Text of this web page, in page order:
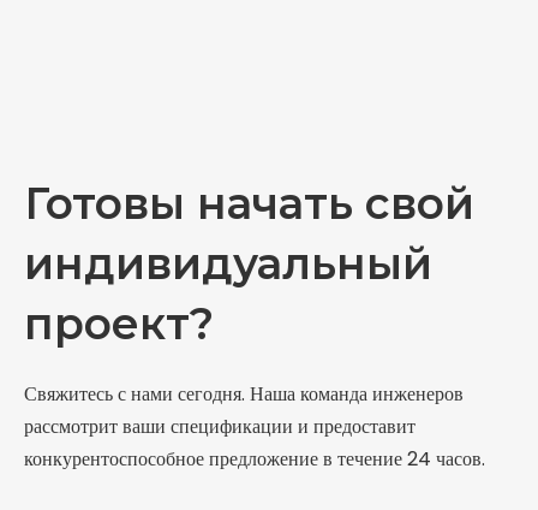
Готовы начать свой
индивидуальный
проект?
Свяжитесь с нами сегодня. Наша команда инженеров
рассмотрит ваши спецификации и предоставит
конкурентоспособное предложение в течение 24 часов.